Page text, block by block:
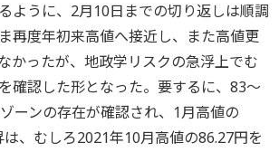
ように、2月10日までの切り返しは順調
再度年初来高値へ接近し、また高値更
かったが、地政学リスクの急浮上でむ
確認した形となった。要するに、83～
ーンの存在が確認され、1月高値の
、むしろ2021年10月高値の86.27円を